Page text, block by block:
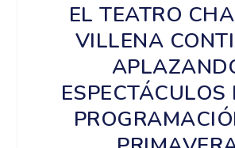
EL TEATRO
VILLENA
ESPECTÁCULOS